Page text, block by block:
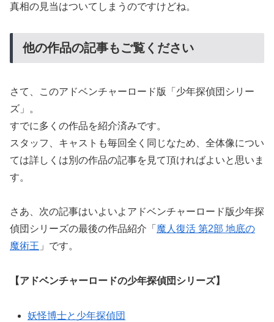
真相の見当はついてしまうのですけどね。
他の作品の記事もご覧ください
さて、このアドベンチャーロード版「少年探偵団シリー
ズ」。
すでに多くの作品を紹介済みです。
スタッフ、キャストも毎回全く同じなため、全体像につい
ては詳しくは別の作品の記事を見て頂ければよいと思いま
す。
さあ、次の記事はいよいよアドベンチャーロード版少年探
偵団シリーズの最後の作品紹介「 魔人復活 第2部 地底の
魔術王 」です。
【アドベンチャーロードの少年探偵団シリーズ】
妖怪博士と少年探偵団